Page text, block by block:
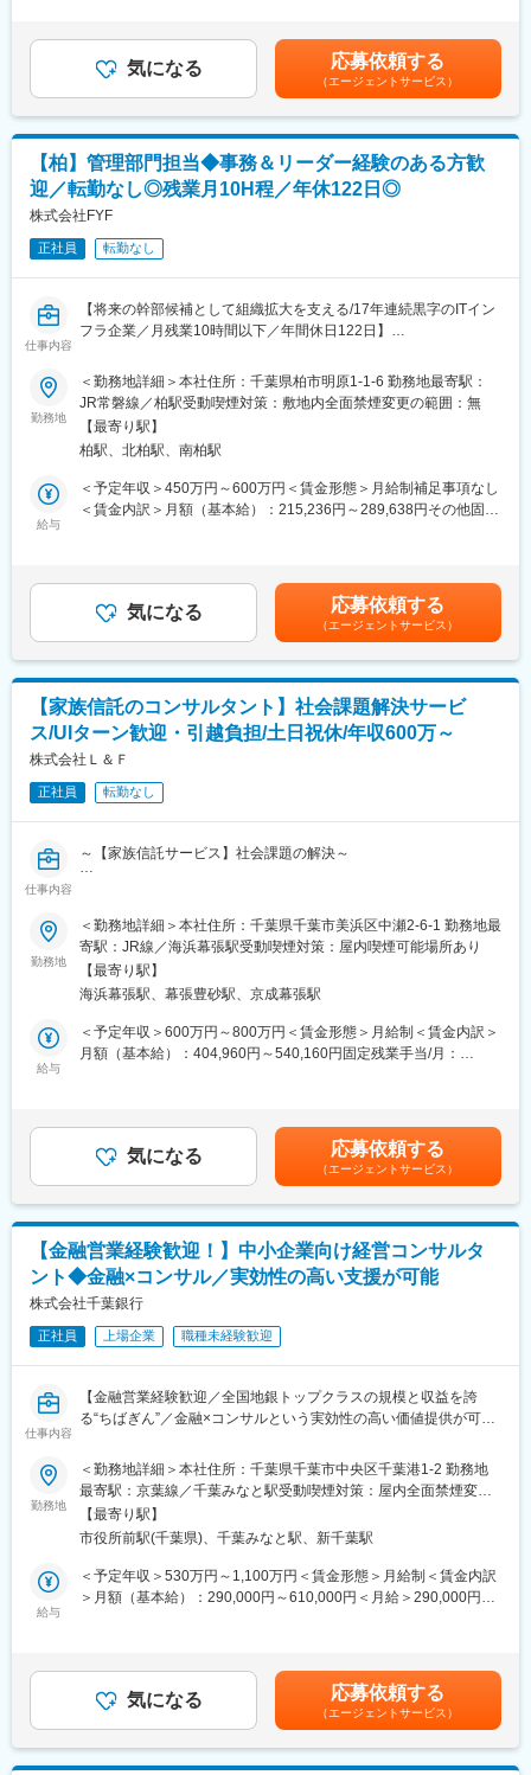
DX人材育成・内製化支援など、中小企業の顧客を中心に幅広く支
援を行っています。
◎新規サービスの立案及び物流オペレーション視点での実行計画
作成と実行
◎安全・品質・作業効率の向上に向けた施策・プロジェクトの立
商品を納期を守ってお届けするための仕組みづくりとカイゼン活
動、効率／最適な価格でサービスを提供するための原価低減の取
り組み）
◎品質・生産性・生産量UPのための物流設備改善・改修業務
（設備保全を主軸に、人的オペレーションに効果的な設備支援が
できるよう、KPI管理、コスト管理、社内外折衝、さらには既設設
備の改修や、新規設備導入検討など広範囲な取り組み）
■通勤方法
市川拠点は最寄駅から徒歩10分ほどに位置しており社員の方々は
駅から徒歩で通勤しております。
■会社について
当社は2021年7月、日本郵便との合弁会社「 JP 楽天ロジスティク
ス株式会社」を設立。昨今のEC 事業への追い風を受けて、日本郵
便との協業を通してユーザーの満足度向上、出店店舗様の物流効
ハンドリングシステムを導入し、倉庫作業の自動化も推進。多様
なライフスタイルや商品に対応できるよう、新拠点構築にも積極
業績により支給賃金はあくまでも目安の金額であり、選考を通じ
て上下する可能性があります。月給(月額)は固定手当を含めた表記
です。
気になる 応募依頼する
（エージェントサービス）
【柏】管理部門担当◆事務＆リーダー経験のある方歓
迎／転勤なし◎残業月10H程／年休122日◎
株式会社FYF
正社員 転勤なし
仕事内容
【将来の幹部候補として組織拡大を支える/17年連続黒字のITイン
フラ企業／月残業10時間以下／年間休日122日】
■業務内容
当社の管理部門にて社内の制度設計に携わって頂いたり、各業務
の統括をお任せします。
＜管理部の業務内容＞
・一般事務（書類作成、受発注・請求処理、売上管理、電話応対
など）
・人事業務（採用業務、労務管理、社会保険・福利厚生など）
法令調査など）
■組織構成：40代の部長、20代・30代の女性 3 名、男性 2 名が在
括しています。年齢・社歴・役職・性別に関係なく、全員「～さ
ん」と呼び合うフランクな間柄です。
■就業環境：「働き方改革」という言葉を多くの場面で目にすると
思いますが、当社は以前から社員一人ひとりの働きやすい環境づ
くりに注力しておりワークライフバランスを大切に就業いただけ
ます。土日祝休みの年間休日は122日、残業は月平均10時間以
内。有給休暇も取得しやすく、リフレッシュできる環境が整って
います。
勤務地
＜勤務地詳細＞本社住所：千葉県柏市明原1-1-6 勤務地最寄駅：
JR常磐線／柏駅受動喫煙対策：敷地内全面禁煙変更の範囲：無
【最寄り駅】
柏駅、北柏駅、南柏駅
給与
＜予定年収＞450万円～600万円＜賃金形態＞月給制補足事項なし
＜賃金内訳＞月額（基本給）：215,236円～289,638円その他固定
＞有＜残業手当＞有＜給与補足＞※給与詳細はスキル等を考慮のう
え決定します。■昇給：年1回■賞与：年2回賃金はあくまでも目安
の金額であり、選考を通じて上下する可能性があります。月給(月
額)は固定手当を含めた表記です。
気になる 応募依頼する
（エージェントサービス）
【家族信託のコンサルタント】社会課題解決サービ
ス/UIターン歓迎・引越負担/土日祝休/年収600万～
株式会社Ｌ＆Ｆ
正社員 転勤なし
仕事内容
～【家族信託サービス】社会課題の解決～
【家族信託サービス】といった自身の老後や認知症の発症などの
事態に備え、不動産や預貯金などの財産の管理や処分を信頼でき
る家族に任せる（託す）、法律に基づいた新しい財産管理の仕組
みを展開している当社にて、コンサルタントとしてサービス提供
をしていただきます。
■職務詳細
・個別案件対応
・会員企業募集
【採用背景】
財産を家族に託し、管理や処分を任せる仕組み「家族信託」。認
知症や資産承継対策として利用が拡大中で、超高齢社会の日本で
は、今後最もポピュラーな財産管理手法となっていくことが予想
されます。空き家管理専門サービスNo.1ブランド「日本空き家サ
ポート」を展開する当社では、「家族信託の相談窓口」の案件増
加に伴い、更なる事業強化を図ります！
※地方在住の方歓迎（引っ越し代を最大３０万円まで負担させてい
ただきます）
勤務地
＜勤務地詳細＞本社住所：千葉県千葉市美浜区中瀬2-6-1 勤務地最
寄駅：JR線／海浜幕張駅受動喫煙対策：屋内喫煙可能場所あり
【最寄り駅】
海浜幕張駅、幕張豊砂駅、京成幕張駅
給与
＜予定年収＞600万円～800万円＜賃金形態＞月給制＜賃金内訳＞
月額（基本給）：404,960円～540,160円固定残業手当/月：
昇給：随時（年2回人事評価シートを基に面談。昇給・昇進は成果
に応じて機動的かつ積極的に実施しています。）例）20代 入社
8ヵ月：１階級昇進、年収ベース1.3倍賃金はあくまでも目安の金
額であり、選考を通じて上下する可能性があります。月給(月額)は
固定手当を含めた表記です。
気になる 応募依頼する
（エージェントサービス）
【金融営業経験歓迎！】中小企業向け経営コンサルタ
ント◆金融×コンサル／実効性の高い支援が可能
株式会社千葉銀行
正社員 上場企業 職種未経験歓迎
仕事内容
【金融営業経験歓迎／全国地銀トップクラスの規模と収益を誇
る“ちばぎん”／金融×コンサルという実効性の高い価値提供が可
千葉銀行では、地域を中心とする顧客企業の経営課題解決を支援
するコンサルティング機能の強化を進めています。
永年の営業で培った千葉県を中心とする顧客企業との広範なネッ
トワークを活かし、複雑化する外部環境に対峙する顧客企業へ高
度な価値提供を行い、さらなる地域経済の発展に注力していきた
いと思っております。
・経営改善、組織・人事、DX推進等に関するソリューション提案
・コンサルティング案件の企画、提案、プロジェクト推進
・営業店向け案件創出支援および経営課題に関するアドバイザリ
勤務地
＜勤務地詳細＞本社住所：千葉県千葉市中央区千葉港1-2 勤務地
最寄駅：京葉線／千葉みなと駅受動喫煙対策：屋内全面禁煙変更
の範囲：上記参照
【最寄り駅】
市役所前駅(千葉県)、千葉みなと駅、新千葉駅
給与
＜予定年収＞530万円～1,100万円＜賃金形態＞月給制＜賃金内訳
＞月額（基本給）：290,000円～610,000円＜月給＞290,000円～
す。月給(月額)は固定手当を含めた表記です。
気になる 応募依頼する
（エージェントサービス）